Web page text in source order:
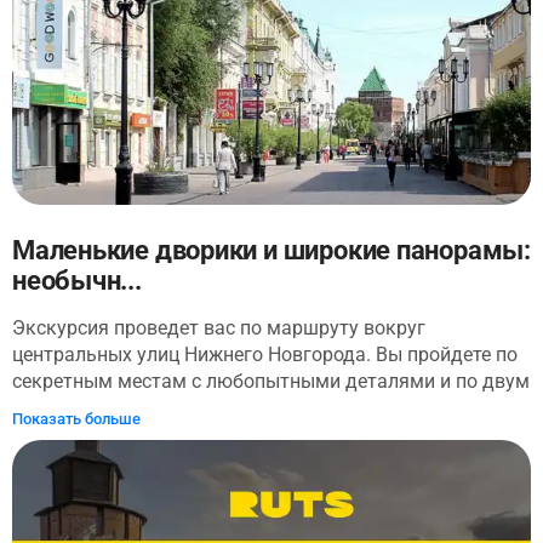
Руслан Станчев и Екатерина Чудакова. РУТС в Нижнем
Новгороде проходит при поддержки компании СИБУР в
рамках программы социальных инвестиций «Формула
хороших дел». Ну что побежали?
Маленькие дворики и широкие панорамы:
необычн...
Экскурсия проведет вас по маршруту вокруг
центральных улиц Нижнего Новгорода. Вы пройдете по
секретным местам с любопытными деталями и по двум
набережным на высоких берегах. Вы увидите автограф
архитектора, мимо которого бы точно прошли, не
заметив, и разгадаете историю спрятанного
готического собора. Прогуляетесь по пешеходной
Большая Покровская улице и рассмотрите домики
Показать больше